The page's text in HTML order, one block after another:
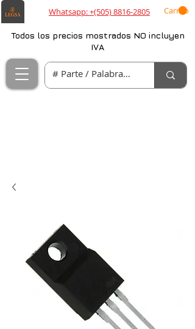
Whatsapp: +(505) 8816-2805 Carrito
Todos los precios mostrados NO incluyen
IVA